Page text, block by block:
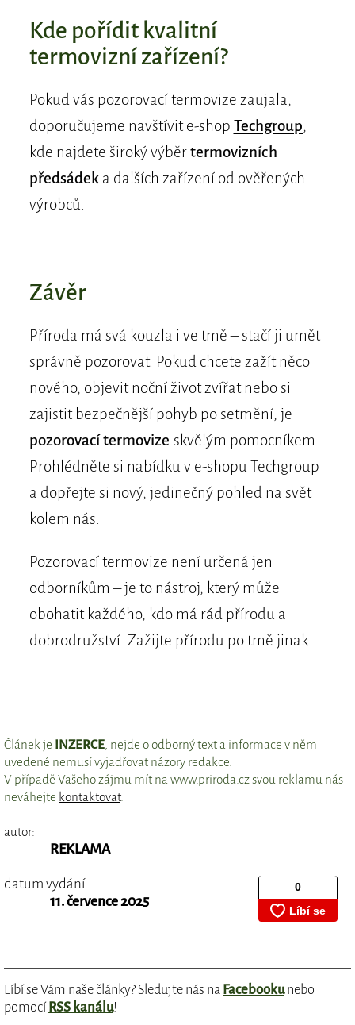
Kde pořídit kvalitní
termovizní zařízení?
Pokud vás pozorovací termovize zaujala,
doporučujeme navštívit e-shop Techgroup,
kde najdete široký výběrtermovizních
předsádek a dalších zařízení od ověřených
výrobců.
Závěr
Příroda má svá kouzla i ve tmě – stačí ji umět
správně pozorovat. Pokud chcete zažít něco
nového, objevit noční život zvířat nebo si
zajistit bezpečnější pohyb po setmění, je
pozorovací termovize skvělým pomocníkem.
Prohlédněte si nabídku v e-shopu Techgroup
a dopřejte si nový, jedinečný pohled na svět
kolem nás.
Pozorovací termovize není určená jen
odborníkům – je to nástroj, který může
obohatit každého, kdo má rád přírodu a
dobrodružství. Zažijte přírodu po tmě jinak.
Článek je INZERCE , nejde o odborný text a informace v něm
uvedené nemusí vyjadřovat názory redakce.
V případě Vašeho zájmu mít na www.priroda.cz svou reklamu nás
neváhejte kontaktovat.
autor:
REKLAMA
datum vydání:
11. července 2025
Líbí se Vám naše články? Sledujte nás na Facebookunebo
pomocíRSS kanálu!